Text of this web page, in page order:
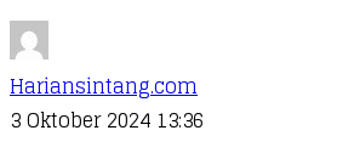
Hariansintang.com
3 Oktober 2024 13:36